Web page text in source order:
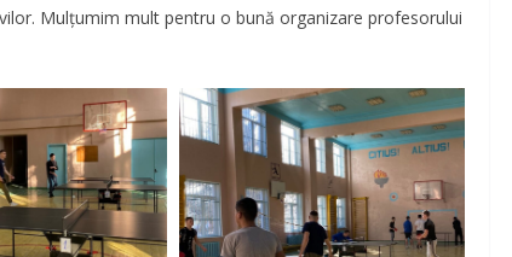
Mulțumim mult pentru o bună organizare profesorului